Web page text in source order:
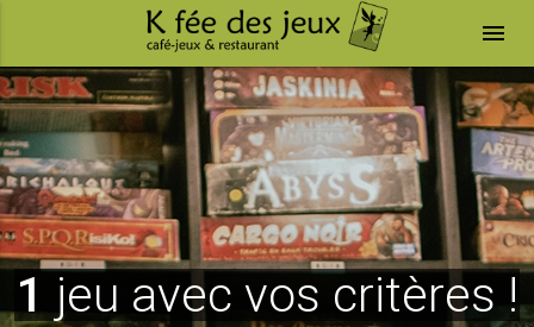
menu
1 jeu avec vos critères !